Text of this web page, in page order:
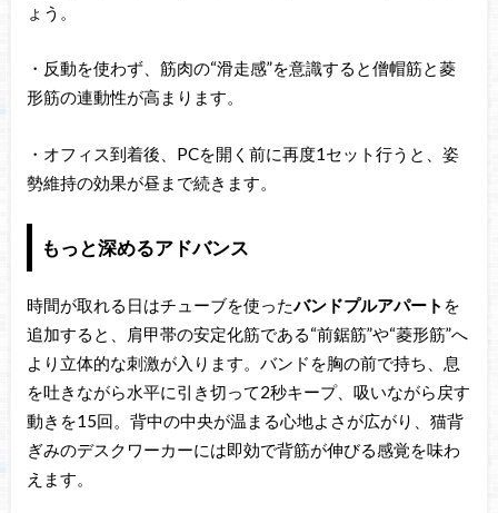
ょう。
・反動を使わず、筋肉の“滑走感”を意識すると僧帽筋と菱
形筋の連動性が高まります。
・オフィス到着後、PCを開く前に再度1セット行うと、姿
勢維持の効果が昼まで続きます。
もっと深めるアドバンス
時間が取れる日はチューブを使ったバンドプルアパート を
追加すると、肩甲帯の安定化筋である“前鋸筋”や“菱形筋”へ
より立体的な刺激が入ります。バンドを胸の前で持ち、息
を吐きながら水平に引き切って2秒キープ、吸いながら戻す
動きを15回。背中の中央が温まる心地よさが広がり、猫背
ぎみのデスクワーカーには即効で背筋が伸びる感覚を味わ
えます。